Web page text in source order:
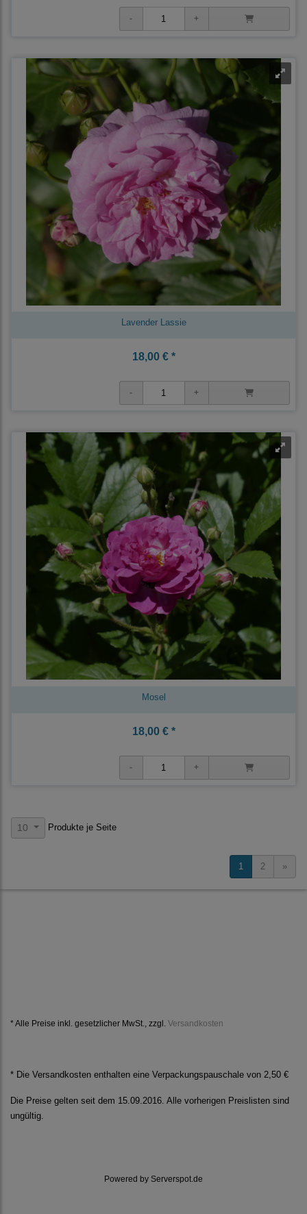
Lavender Lassie
18,00 € *
Mosel
18,00 € *
10 Produkte je Seite
1 2 »
* Alle Preise inkl. gesetzlicher MwSt., zzgl. Versandkosten
* Die Versandkosten enthalten eine Verpackungspauschale von 2,50 €
Die Preise gelten seit dem 15.09.2016. Alle vorherigen Preislisten sind
ungültig.
Powered by Serverspot.de